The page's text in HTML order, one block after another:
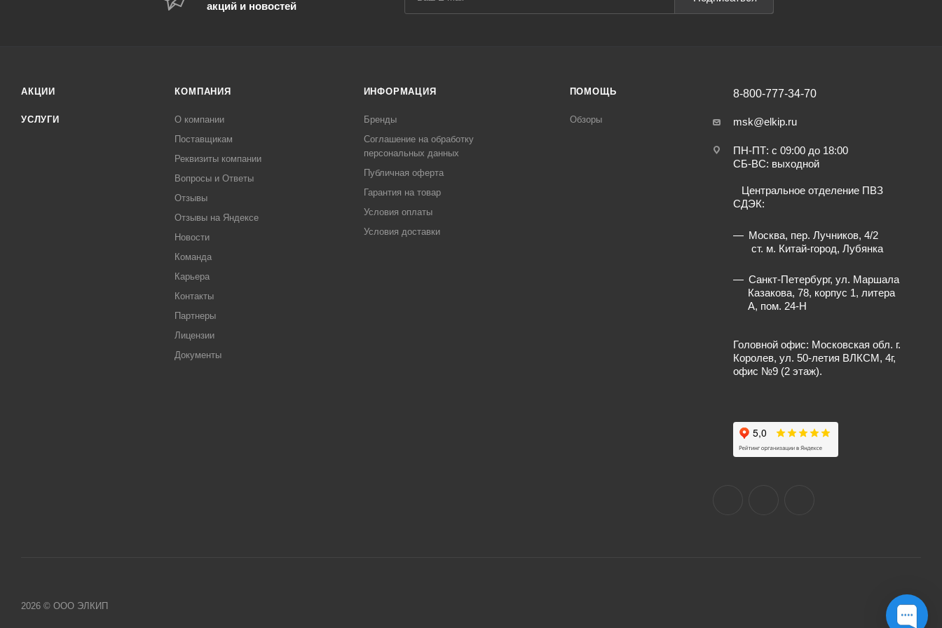
акций и новостей
АКЦИИ
УСЛУГИ
КОМПАНИЯ
О компании
Поставщикам
Реквизиты компании
Вопросы и Ответы
Отзывы
Отзывы на Яндексе
Новости
Команда
Карьера
Контакты
Партнеры
Лицензии
Документы
ИНФОРМАЦИЯ
Бренды
Соглашение на обработку
персональных данных
Публичная оферта
Гарантия на товар
Условия оплаты
Условия доставки
ПОМОЩЬ
Обзоры
8-800-777-34-70
msk@elkip.ru
ПН-ПТ: с 09:00 до 18:00
СБ-ВС: выходной
Центральное отделение ПВЗ
СДЭК:
Москва, пер. Лучников, 4/2
ст. м. Китай-город, Лубянка
Санкт-Петербург, ул. Маршала
Казакова, 78, корпус 1, литера
А, пом. 24-Н
Головной офис: Московская обл. г.
Королев, ул. 50-летия ВЛКСМ, 4г,
офис №9 (2 этаж).
2026 © ООО ЭЛКИП